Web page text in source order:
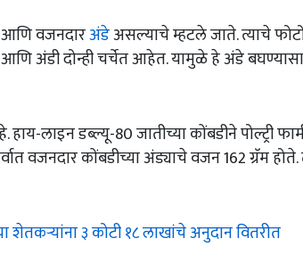
आणि वजनदारअंडेअसल्याचे म्हटले जाते. त्याचे
अंडी दोन्ही चर्चेत आहेत. यामुळे हे अंडे
लाइन डब्ल्यू-80 जातीच्या कोंबडीने पोल्ट्री
वजनदार कोंबडीच्या अंड्याचे वजन 162 ग्रॅम
३ कोटी १८ लाखांचे अनुदान वितरीत